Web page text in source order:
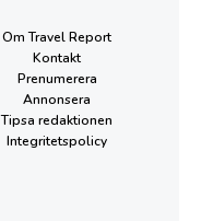
Om Travel Report
Kontakt
Prenumerera
Annonsera
Tipsa redaktionen
Integritetspolicy